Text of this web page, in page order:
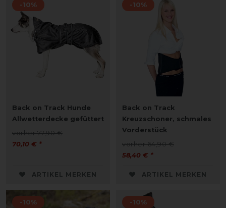
-10%
Back on Track Hunde
Allwetterdecke gefüttert
vorher 77,90 €
70,10 € *
ARTIKEL MERKEN
-10%
Back on Track
Kreuzschoner, schmales
Vorderstück
vorher 64,90 €
58,40 € *
ARTIKEL MERKEN
-10% -10%